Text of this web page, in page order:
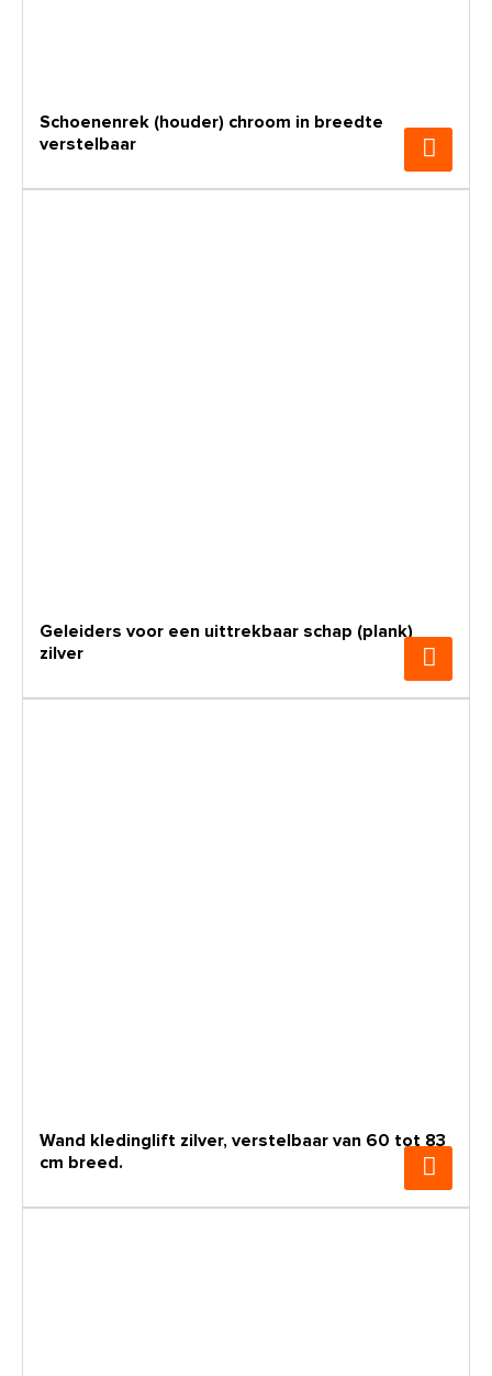
Schoenenrek (houder) chroom in breedte
verstelbaar
Geleiders voor een uittrekbaar schap (plank)
zilver
Wand kledinglift zilver, verstelbaar van 60 tot 83
cm breed.